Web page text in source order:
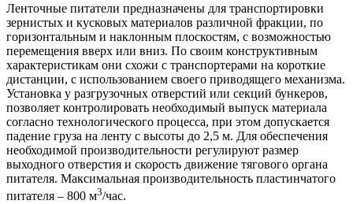
Ленточные питатели предназначены для транспортировки
зернистых и кусковых материалов различной фракции, по
горизонтальным и наклонным плоскостям, с возможностью
перемещения вверх или вниз. По своим конструктивным
характеристикам они схожи с транспортерами на короткие
дистанции, с использованием своего приводящего механизма.
Установка у разгрузочных отверстий или секций бункеров,
позволяет контролировать необходимый выпуск материала
согласно технологического процесса, при этом допускается
падение груза на ленту с высоты до 2,5 м. Для обеспечения
необходимой производительности регулируют размер
выходного отверстия и скорость движение тягового органа
питателя. Максимальная производительность пластинчатого
питателя – 800 м3/час.